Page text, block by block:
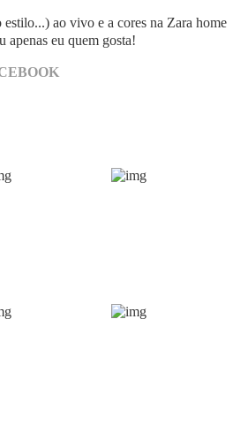
ao vivo e a cores na Zara home
apenas eu quem gosta!